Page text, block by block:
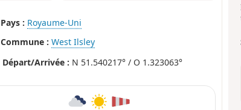
Pays : Royaume-Uni
Commune : West Ilsley
Départ/Arrivée : N 51.540217° / O 1.323063°